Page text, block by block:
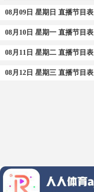
08月09日 星期日 直播节目表
08月10日 星期一 直播节目表
08月11日 星期二 直播节目表
08月12日 星期三 直播节目表